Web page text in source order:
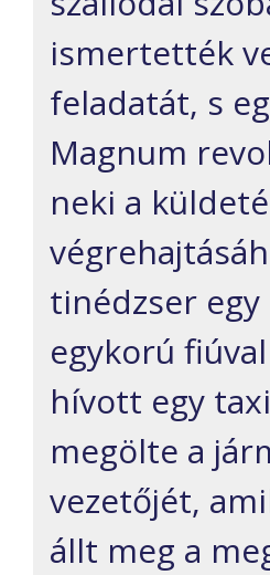
ismertették
feladatát, s
Magnum
neki a
tinédzser egy
egykorú
hívott egy
megölte a
vezetőjét,
állt meg a